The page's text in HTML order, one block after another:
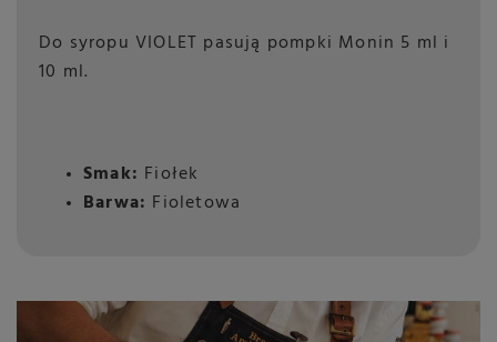
Do syropu VIOLET pasują pompki Monin 5 ml i
10 ml.
Smak: Fiołek
Barwa: Fioletowa